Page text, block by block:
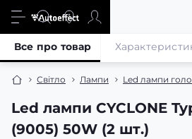
Світло Лампи Led лампи
Led лампи CYCLONE
(9005) 50W (2 шт.)
Все про товар